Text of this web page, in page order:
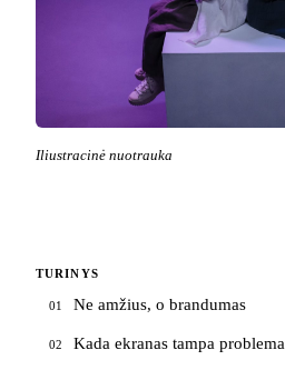
Iliustracinė nuotrauka
TURINYS
01 Ne amžius, o brandumas
02 Kada ekranas tampa problema